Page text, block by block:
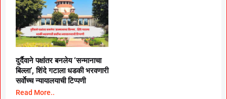
दुर्दैवाने पक्षांतर बनलेय ‘सन्मानाचा
बिल्ला’, शिंदे गटाला धडकी भरवणारी
सर्वाेच्च न्यायालयाची टिप्पणी
Read More..